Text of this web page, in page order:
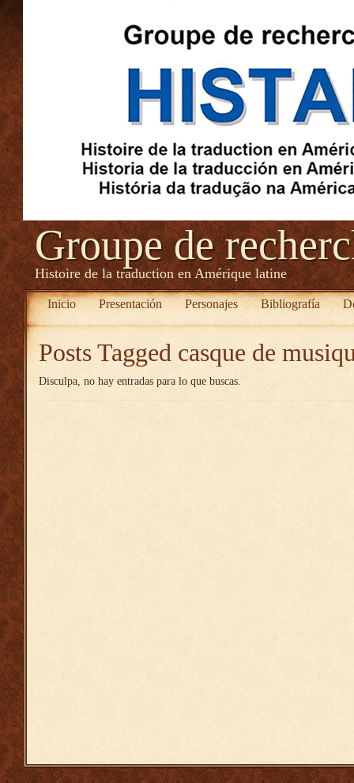
Groupe de
Histoire de la traduction en Amérique latine
Inicio Presentación Personajes Bibliografía
Posts Tagged casque de
Disculpa, no hay entradas para lo que buscas.